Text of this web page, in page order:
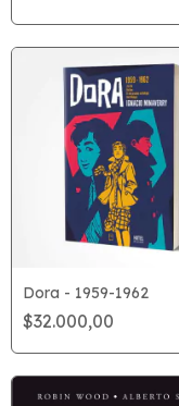
Dora - 1959-1962
$32.000,00